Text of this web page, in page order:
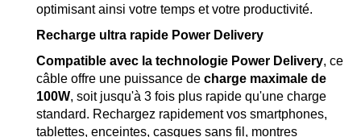
optimisant ainsi votre temps et votre productivité.
Recharge ultra rapide Power Delivery
Compatible avec la technologie Power Delivery, ce
câble offre une puissance de charge maximale de
100W, soit jusqu'à 3 fois plus rapide qu'une charge
standard. Rechargez rapidement vos smartphones,
tablettes, enceintes, casques sans fil, montres